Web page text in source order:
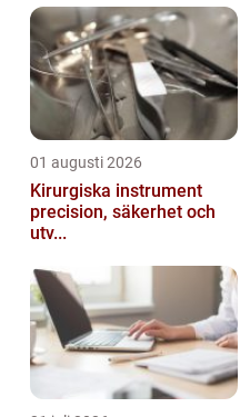
01 augusti 2026
Kirurgiska instrument
precision, säkerhet och
utv...